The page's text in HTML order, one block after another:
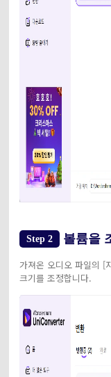
Step 2 볼륨을
가져온 오디오 파일의 [
크기를 조정합니다.